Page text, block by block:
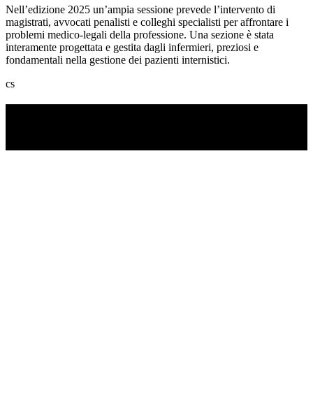
Nell’edizione 2025 un’ampia sessione prevede l’intervento di
magistrati, avvocati penalisti e colleghi specialisti per affrontare i
problemi medico-legali della professione. Una sezione è stata
interamente progettata e gestita dagli infermieri, preziosi e
fondamentali nella gestione dei pazienti internistici.
cs